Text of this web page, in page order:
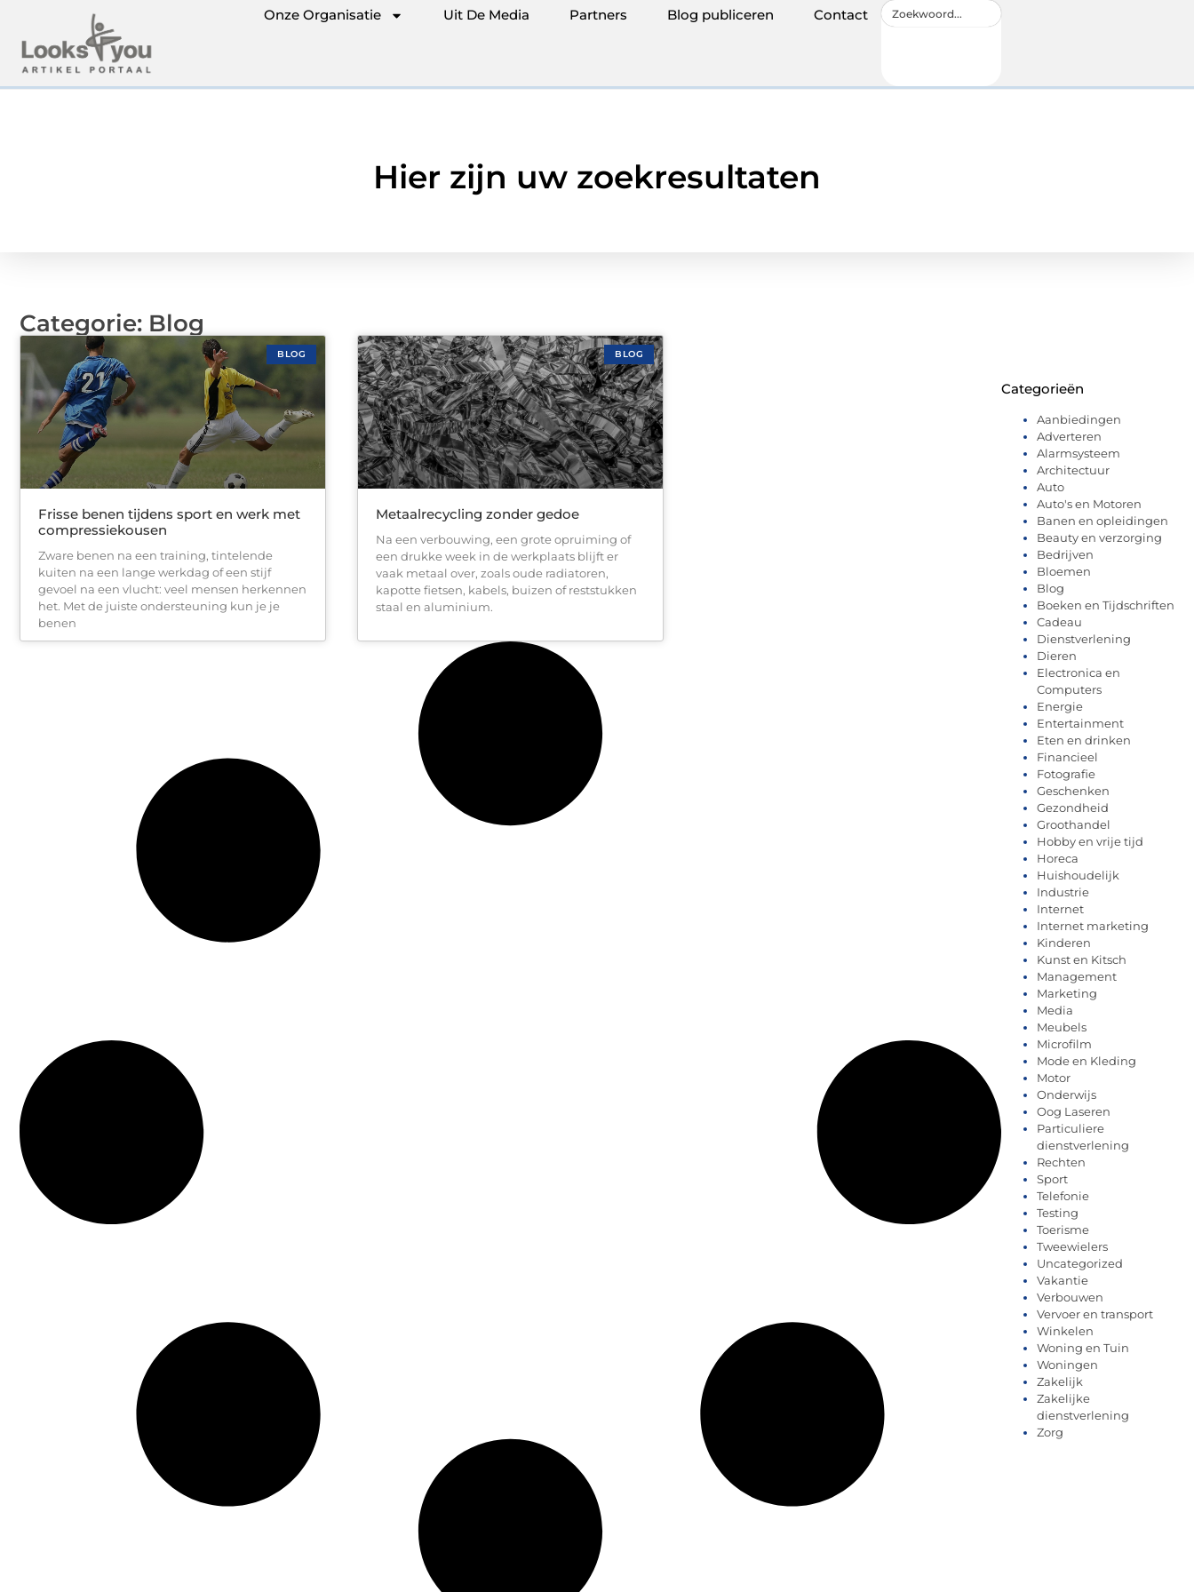
Onze Organisatie Uit De Media Partners Blog publiceren Contact
Hier zijn uw zoekresultaten
Categorie: Blog
BLOG
Frisse benen tijdens sport en werk met
compressiekousen
Zware benen na een training, tintelende
kuiten na een lange werkdag of een stijf
gevoel na een vlucht: veel mensen herkennen
het. Met de juiste ondersteuning kun je je
benen
BLOG
Metaalrecycling zonder gedoe
Na een verbouwing, een grote opruiming of
een drukke week in de werkplaats blijft er
vaak metaal over, zoals oude radiatoren,
kapotte fietsen, kabels, buizen of reststukken
staal en aluminium.
Categorieën
Aanbiedingen
Adverteren
Alarmsysteem
Architectuur
Auto
Auto's en Motoren
Banen en opleidingen
Beauty en verzorging
Bedrijven
Bloemen
Blog
Boeken en Tijdschriften
Cadeau
Dienstverlening
Dieren
Electronica en
Computers
Energie
Entertainment
Eten en drinken
Financieel
Fotografie
Geschenken
Gezondheid
Groothandel
Hobby en vrije tijd
Horeca
Huishoudelijk
Industrie
Internet
Internet marketing
Kinderen
Kunst en Kitsch
Management
Marketing
Media
Meubels
Microfilm
Mode en Kleding
Motor
Onderwijs
Oog Laseren
Particuliere
dienstverlening
Rechten
Sport
Telefonie
Testing
Toerisme
Tweewielers
Uncategorized
Vakantie
Verbouwen
Vervoer en transport
Winkelen
Woning en Tuin
Woningen
Zakelijk
Zakelijke
dienstverlening
Zorg